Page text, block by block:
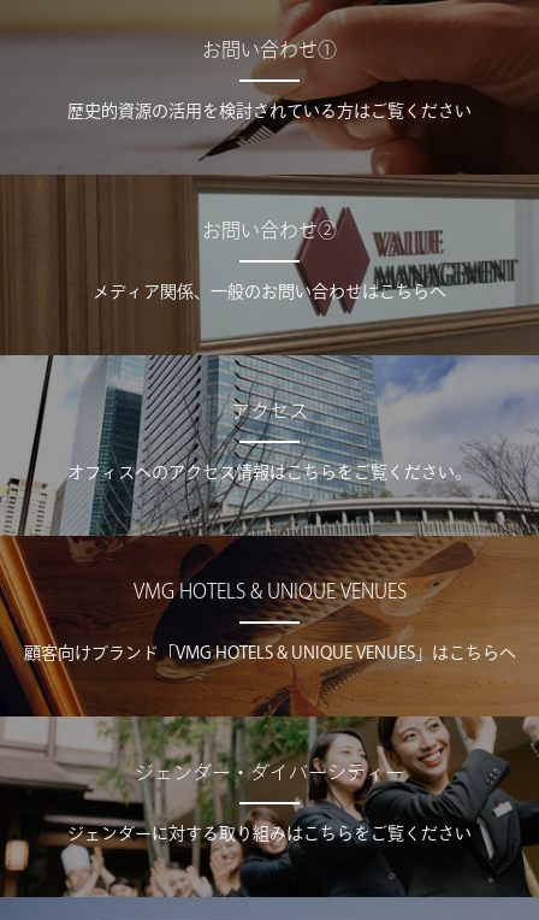
お問い合わせ①
歴史的資源の活用を検討されている方はご覧ください
お問い合わせ②
メディア関係、一般のお問い合わせはこちらへ
アクセス
オフィスへのアクセス情報はこちらをご覧ください。
VMG HOTELS & UNIQUE VENUES
顧客向けブランド「VMG HOTELS & UNIQUE VENUES」はこちらへ
ジェンダー・ダイバーシティー
ジェンダーに対する取り組みはこちらをご覧ください